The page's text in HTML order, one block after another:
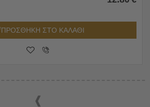
ΠΡΟΣΘΗΚΗ ΣΤΟ ΚΑΛΑΘΙ